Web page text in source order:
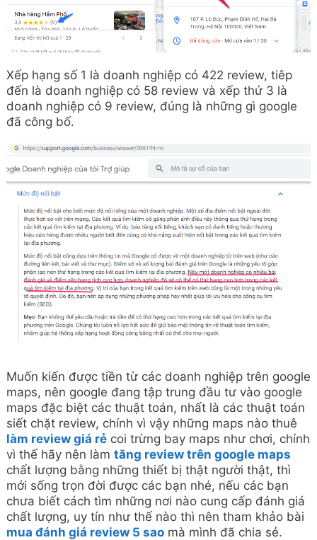
Xếp hạng số 1 là doanh nghiệp có 422 review, tiêp
đến là doanh nghiệp có 58 review và xếp thứ 3 là
doanh nghiệp có 9 review, đúng là những gì google
đã công bố.
Muốn kiến được tiền từ các doanh nghiệp trên google
maps, nên google đang tập trung đầu tư vào google
maps đặc biệt các thuật toán, nhất là các thuật toán
siết chặt review, chính vì vậy những maps nào thuê
làm review giá rẻ coi trừng bay maps như chơi, chính
vì thế hãy nên làm tăng review trên google maps
chất lượng bằng những thiết bị thật người thật, thì
mới sống trọn đời được các bạn nhé, nếu các bạn
chưa biết cách tìm những nơi nào cung cấp đánh giá
chất lượng, uy tín như thế nào thì nên tham khảo bài
mua đánh giá review 5 sao mà mình đã chia sẻ.